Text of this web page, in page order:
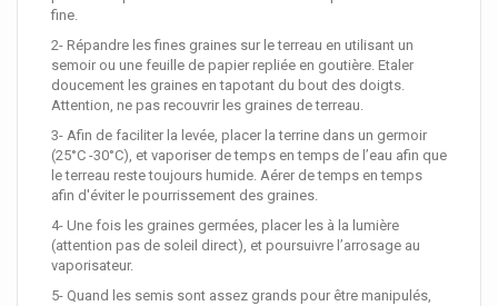
fine.
2- Répandre les fines graines sur le terreau en utilisant un
semoir ou une feuille de papier repliée en goutière. Etaler
doucement les graines en tapotant du bout des doigts.
Attention, ne pas recouvrir les graines de terreau.
3- Afin de faciliter la levée, placer la terrine dans un germoir
(25°C -30°C), et vaporiser de temps en temps de l’eau afin que
le terreau reste toujours humide. Aérer de temps en temps
afin d'éviter le pourrissement des graines.
4- Une fois les graines germées, placer les à la lumière
(attention pas de soleil direct), et poursuivre l’arrosage au
vaporisateur.
5- Quand les semis sont assez grands pour être manipulés,